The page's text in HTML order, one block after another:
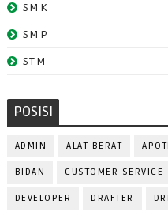
SMK
SMP
STM
POSISI
ADMIN ALAT BERAT
BIDAN CUSTOMER SERVICE
DEVELOPER DRAFTER